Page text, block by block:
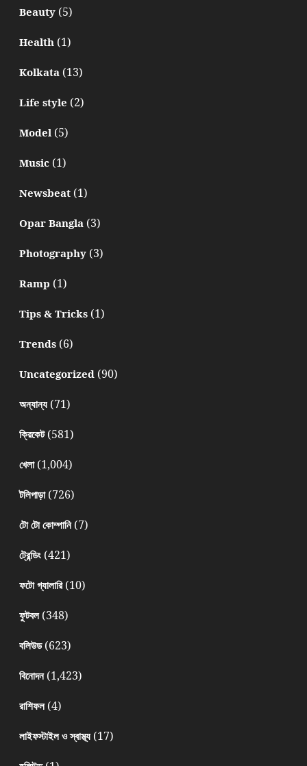
Beauty(5)
Health(1)
Kolkata(13)
Life style (2)
Model(5)
Music(1)
Newsbeat(1)
Opar Bangla(3)
Photography(3)
Ramp (1)
Tips & Tricks(1)
Trends(6)
Uncategorized(90)
অন্যান্য(71)
ক্রিকেট(581)
খেলা(1,004)
টলিপাড়া(726)
টো টো কোম্পানি(7)
ট্রেন্ডিং(421)
ফটো গ্যালারি(10)
ফুটবল(348)
বলিউড(623)
বিনোদন(1,423)
রাশিফল(4)
লাইফস্টাইল ও স্বাস্থ্য(17)